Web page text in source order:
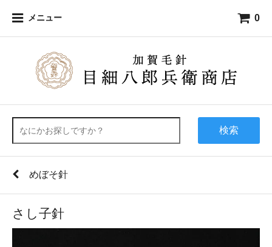
メニュー 0
検索
めぼそ針
さし子針